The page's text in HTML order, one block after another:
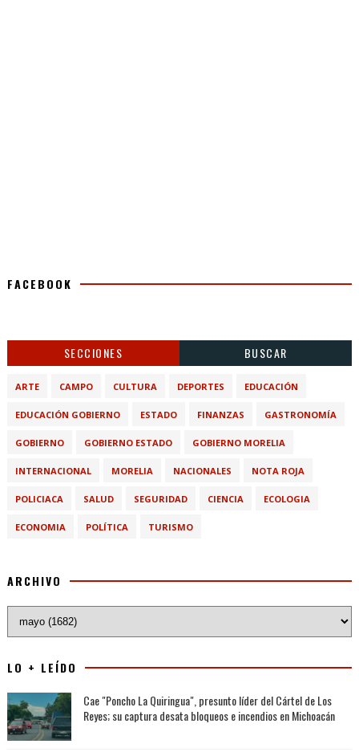
FACEBOOK
SECCIONES BUSCAR
ARTE CAMPO CULTURA DEPORTES EDUCACIÓN
EDUCACIÓN GOBIERNO ESTADO FINANZAS GASTRONOMÍA
GOBIERNO GOBIERNO ESTADO GOBIERNO MORELIA
INTERNACIONAL MORELIA NACIONALES NOTA ROJA
POLICIACA SALUD SEGURIDAD CIENCIA ECOLOGIA
ECONOMIA POLÍTICA TURISMO
ARCHIVO
LO + LEÍDO
Cae "Poncho La Quiringua", presunto líder del Cártel de Los
Reyes; su captura desata bloqueos e incendios en Michoacán